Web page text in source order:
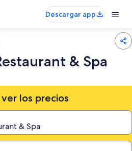
Descargar app
& Spa
los precios